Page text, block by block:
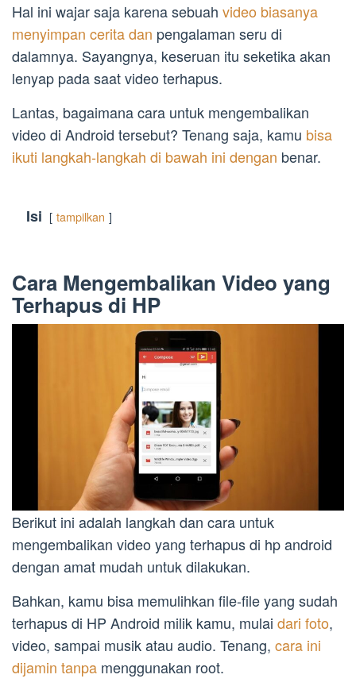
Hal ini wajar saja karena sebuah video biasanya
menyimpan cerita dan pengalaman seru di
dalamnya. Sayangnya, keseruan itu seketika akan
lenyap pada saat video terhapus.
Lantas, bagaimana cara untuk mengembalikan
video di Android tersebut? Tenang saja, kamu bisa
ikuti langkah-langkah di bawah ini dengan benar.
Isi tampilkan
Cara Mengembalikan Video yang
Terhapus di HP
Berikut ini adalah langkah dan cara untuk
mengembalikan video yang terhapus di hp android
dengan amat mudah untuk dilakukan.
Bahkan, kamu bisa memulihkan file-file yang sudah
terhapus di HP Android milik kamu, mulai dari foto,
video, sampai musik atau audio. Tenang, cara ini
dijamin tanpa menggunakan root.